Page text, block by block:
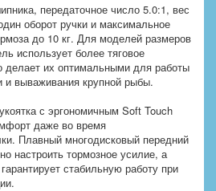
передаточное число 5.0:1, вес
оборот ручки и максимальное
до 10 кг. Для моделей размеров
использует более тяговое
делает их оптимальными для работы
вываживания крупной рыбы.
с эргономичным Soft Touch
даже во время
Плавный многодисковый передний
настроить тормозное усилие, а
стабильную работу при